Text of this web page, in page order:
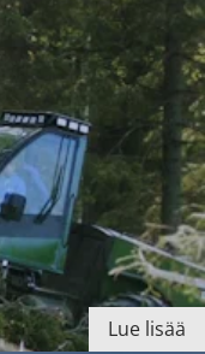
Lue lisää